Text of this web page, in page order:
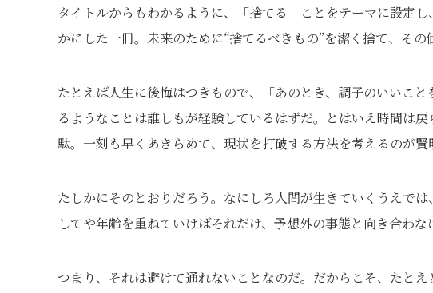
タイトルからもわかるように、「捨てる」ことをテーマに設定
かにした一冊。未来のために“捨てるべきもの”を潔く捨て、その
たとえば人生に後悔はつきもので、「あのとき、調子のいいこ
るようなことは誰しもが経験しているはずだ。とはいえ時間は
駄。一刻も早くあきらめて、現状を打破する方法を考えるのが賢
たしかにそのとおりだろう。なにしろ人間が生きていくうえで
してや年齢を重ねていけばそれだけ、予想外の事態と向き合わ
つまり、それは避けて通れないことなのだ。だからこそ、たとえ